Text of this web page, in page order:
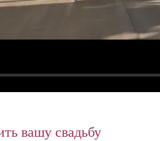
вашу свадьбу